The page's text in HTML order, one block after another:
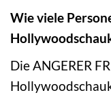
Wie viele
Die ANGERER